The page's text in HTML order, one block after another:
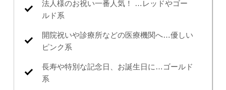
法人様のお祝い一番人気！ …レッドやゴー
ルド系
開院祝いや診療所などの医療機関へ…優しい
ピンク系
長寿や特別な記念日、お誕生日に…ゴールド
系